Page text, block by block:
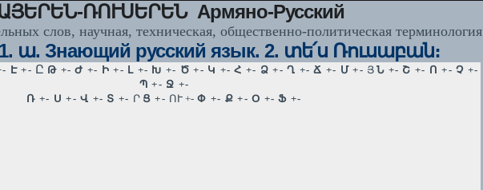
ՌՈՒՍԵՐԵՆ Армяно-Русский
слов, научная, техническая, общественно-политическая терминология
ա. Знающий русский язык. 2. տե՛ս Ռուսաբան։